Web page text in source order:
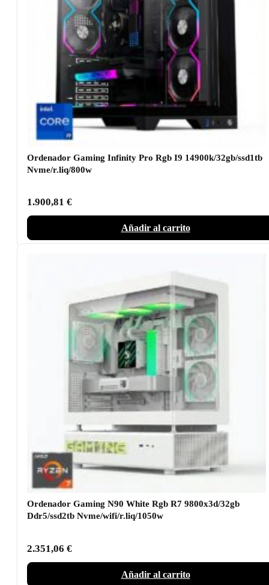
Ordenador Gaming Infinity Pro Rgb I9 14900k/32gb/ssd1tb
Nvme/r.liq/800w
1.900,81 €
Añadir al carrito
Ordenador Gaming N90 White Rgb R7 9800x3d/32gb
Ddr5/ssd2tb Nvme/wifi/r.liq/1050w
2.351,06 €
Añadir al carrito